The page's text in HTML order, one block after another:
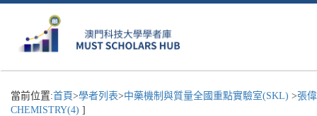
當前位置:首頁>學者列表>中藥機制與質量全國重點實驗室(SKL) >張偉
CHEMISTRY(4) ]